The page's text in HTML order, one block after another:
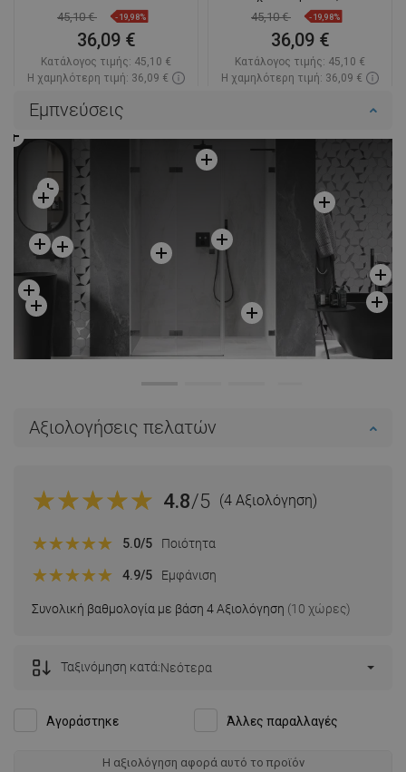
45,10 € -19,98%
36,09 €
Κατάλογος τιμής: 45,10 €
Η χαμηλότερη τιμή: 36,09 €
Σύγκριση
45,10 € -19,98%
36,09 €
Κατάλογος τιμής: 45,10 €
Η χαμηλότερη τιμή: 36,09 €
Εμπνεύσεις
Αξιολογήσεις πελατών
4.8/5 (4 Αξιολόγηση)
Συνολική βαθμολογία με βάση 4 Αξιολόγηση (10 χώρες)
5.0/5 Ποιότητα
4.9/5 Εμφάνιση
Αγοράστηκε Άλλες παραλλαγές
Ταξινόμηση κατά:Νεότερα
Η αξιολόγηση αφορά αυτό το προϊόν